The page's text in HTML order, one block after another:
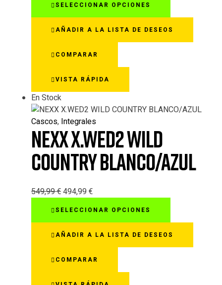
SELECCIONAR OPCIONES
múltiples
variantes.
elegir
de
producto
AÑADIR A LA LISTA DE DESEOS
COMPARAR
VISTA RÁPIDA
En Stock
Cascos, Integrales
NEXX X.WED2 WILD
COUNTRY BLANCO/AZUL
549,99€494,99 €
SELECCIONAR OPCIONES
múltiples
variantes.
AÑADIR A LA LISTA DE DESEOS
COMPARAR